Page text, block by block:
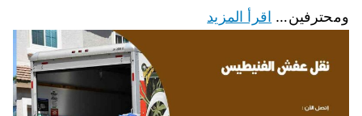
ومحترفين… اقرأ المزيد